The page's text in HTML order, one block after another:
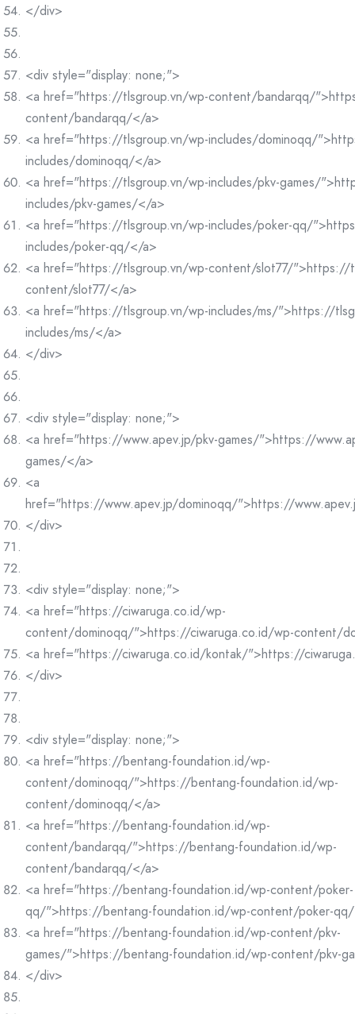
</div>
<div style="display: none;">
<a href="https://tlsgroup.vn/wp-content/bandarqq/
content/bandarqq/</a>
<a href="https://tlsgroup.vn/wp-includes/dominoqq/
includes/dominoqq/</a>
<a href="https://tlsgroup.vn/wp-includes/pkv-games/
includes/pkv-games/</a>
<a href="https://tlsgroup.vn/wp-includes/poker-qq/
includes/poker-qq/</a>
<a href="https://tlsgroup.vn/wp-content/slot77/">https://
content/slot77/</a>
<a href="https://tlsgroup.vn/wp-includes/ms/">https://
includes/ms/</a>
</div>
<div style="display: none;">
<a href="https://www.apev.jp/pkv-games/">https://
games/</a>
<a
href="https://www.apev.jp/dominoqq/">https://
</div>
<div style="display: none;">
<a href="https://ciwaruga.co.id/wp-
content/dominoqq/">https://ciwaruga.co.id/wp-content/
<a href="https://ciwaruga.co.id/kontak/">https://
</div>
<div style="display: none;">
<a href="https://bentang-foundation.id/wp-
content/dominoqq/">https://bentang-foundation.id/wp-
content/dominoqq/</a>
<a href="https://bentang-foundation.id/wp-
content/bandarqq/">https://bentang-foundation.id/wp-
content/bandarqq/</a>
<a href="https://bentang-foundation.id/wp-content/poker-
qq/">https://bentang-foundation.id/wp-content/poker-
<a href="https://bentang-foundation.id/wp-content/pkv-
games/">https://bentang-foundation.id/wp-content/pkv-
</div>